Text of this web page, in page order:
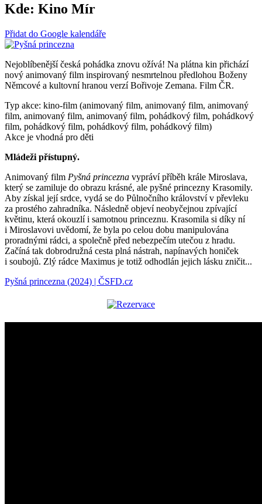
Kde: Kino Mír
Přidat do Google kalendáře
Nejoblíbenější česká pohádka znovu ožívá! Na plátna kin přichází
nový animovaný film inspirovaný nesmrtelnou předlohou Boženy
Němcové a kultovní hranou verzí Bořivoje Zemana. Film ČR.
Typ akce: kino-film (animovaný film, animovaný film, animovaný
film, animovaný film, animovaný film, pohádkový film, pohádkový
film, pohádkový film, pohádkový film, pohádkový film)
Akce je vhodná pro děti
Mládeži přístupný.
Animovaný film Pyšná princezna vypráví příběh krále Miroslava,
který se zamiluje do obrazu krásné, ale pyšné princezny Krasomily.
Aby získal její srdce, vydá se do Půlnočního království v převleku
za prostého zahradníka. Následně objeví neobyčejnou zpívající
květinu, která okouzlí i samotnou princeznu. Krasomila si díky ní
i Miroslavovi uvědomí, že byla po celou dobu manipulována
proradnými rádci, a společně před nebezpečím utečou z hradu.
Začíná tak dobrodružná cesta plná nástrah, napínavých honiček
i soubojů. Zlý rádce Maximus je totiž odhodlán jejich lásku zničit...
Pyšná princezna (2024) | ČSFD.cz